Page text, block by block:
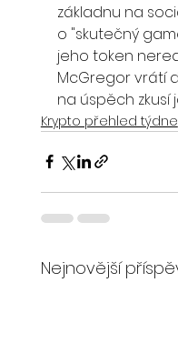
základnu na
o "skutečný
jeho token
McGregor vrátí
na úspěch zkusí
Krypto přehled týdne
Nejnovější